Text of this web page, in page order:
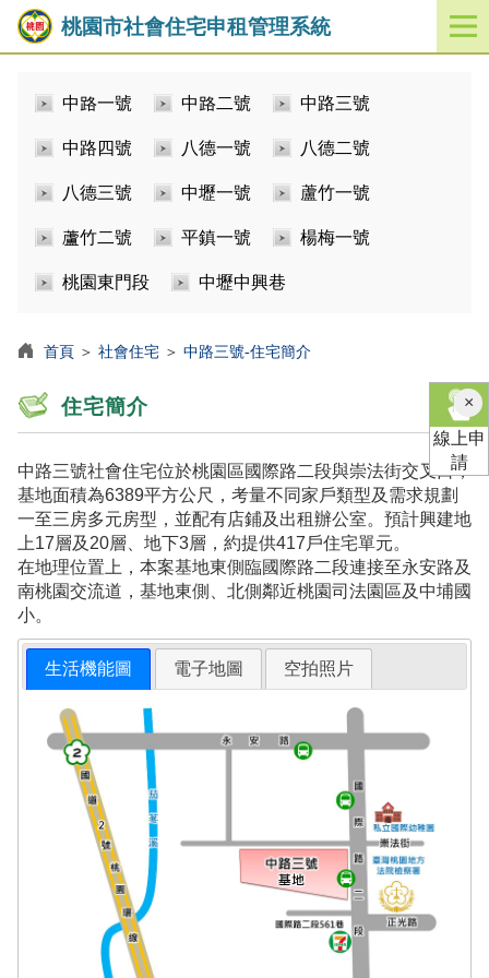
桃園市社會住宅申租管理系統
開
啟
中路一號 中路二號 中路三號
中路四號 八德一號 八德二號
八德三號 中壢一號 蘆竹一號
蘆竹二號 平鎮一號 楊梅一號
桃園東門段 中壢中興巷
首頁 ＞ 社會住宅 ＞ 中路三號-住宅簡介
住宅簡介
中路三號社會住宅位於桃園區國際路二段與崇法街交叉口，
基地面積為6389平方公尺，考量不同家戶類型及需求規劃
一至三房多元房型，並配有店鋪及出租辦公室。預計興建地
上17層及20層、地下3層，約提供417戶住宅單元。
在地理位置上，本案基地東側臨國際路二段連接至永安路及
南桃園交流道，基地東側、北側鄰近桃園司法園區及中埔國
小。
生活機能圖 電子地圖 空拍照片
×關
閉
線上申
請